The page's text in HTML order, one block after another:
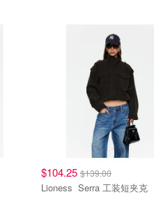
$104.25 $139.00
Lioness Serra 工装短夹克